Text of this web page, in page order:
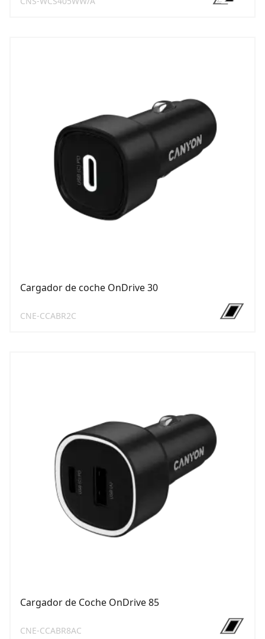
Cargador de coche OnDrive 30
CNE-CCABR2C
Cargador de Coche OnDrive 85
CNE-CCABR8AC